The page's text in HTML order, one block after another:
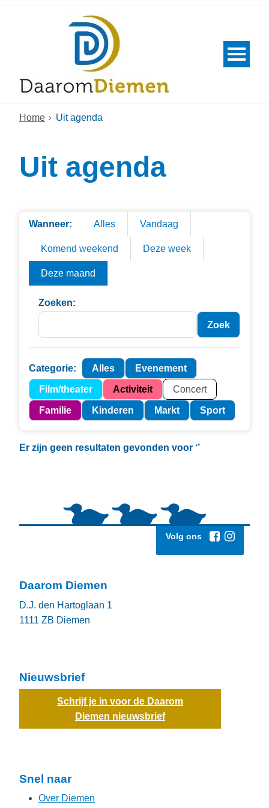
Home Uit agenda
Uit agenda
Wanneer: Alles Vandaag
Komend weekend Deze week
Deze maand
Zoeken:
Categorie: Alles Evenement
Film/theater Activiteit Concert
Familie Kinderen Markt Sport
Er zijn geen resultaten gevonden voor ‘’
Volg ons
Daarom Diemen
D.J. den Hartoglaan 1
1111 ZB Diemen
Nieuwsbrief
Schrijf je in voor de Daarom
Diemen nieuwsbrief
Snel naar
Over Diemen